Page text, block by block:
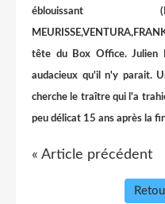
éblouissant
tête du Box Office. Julien
audacieux qu'il n'y parait.
cherche le traître qui l'a
peu délicat 15 ans après la
« Article précédent